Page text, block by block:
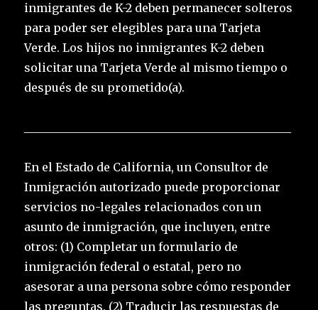
inmigrantes de K-2 deben permanecer solteros
para poder ser elegibles para una Tarjeta
Verde. Los hijos no inmigrantes K-2 deben
solicitar una Tarjeta Verde al mismo tiempo o
después de su prometido(a).
En el Estado de California, un Consultor de
Inmigración autorizado puede proporcionar
servicios no-legales relacionados con un
asunto de inmigración, que incluyen, entre
otros: (1) Completar un formulario de
inmigración federal o estatal, pero no
asesorar a una persona sobre cómo responder
las preguntas. (2) Traducir las respuestas de